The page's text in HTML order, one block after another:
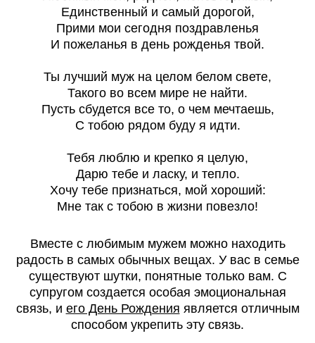
Единственный и самый дорогой,
Прими мои сегодня поздравленья
И пожеланья в день рожденья твой.
Ты лучший муж на целом белом свете,
Такого во всем мире не найти.
Пусть сбудется все то, о чем мечтаешь,
С тобою рядом буду я идти.
Тебя люблю и крепко я целую,
Дарю тебе и ласку, и тепло.
Хочу тебе признаться, мой хороший:
Мне так с тобою в жизни повезло!
Вместе с любимым мужем можно находить
радость в самых обычных вещах. У вас в семье
существуют шутки, понятные только вам. С
супругом создается особая эмоциональная
связь, и его День Рождения является отличным
способом укрепить эту связь.